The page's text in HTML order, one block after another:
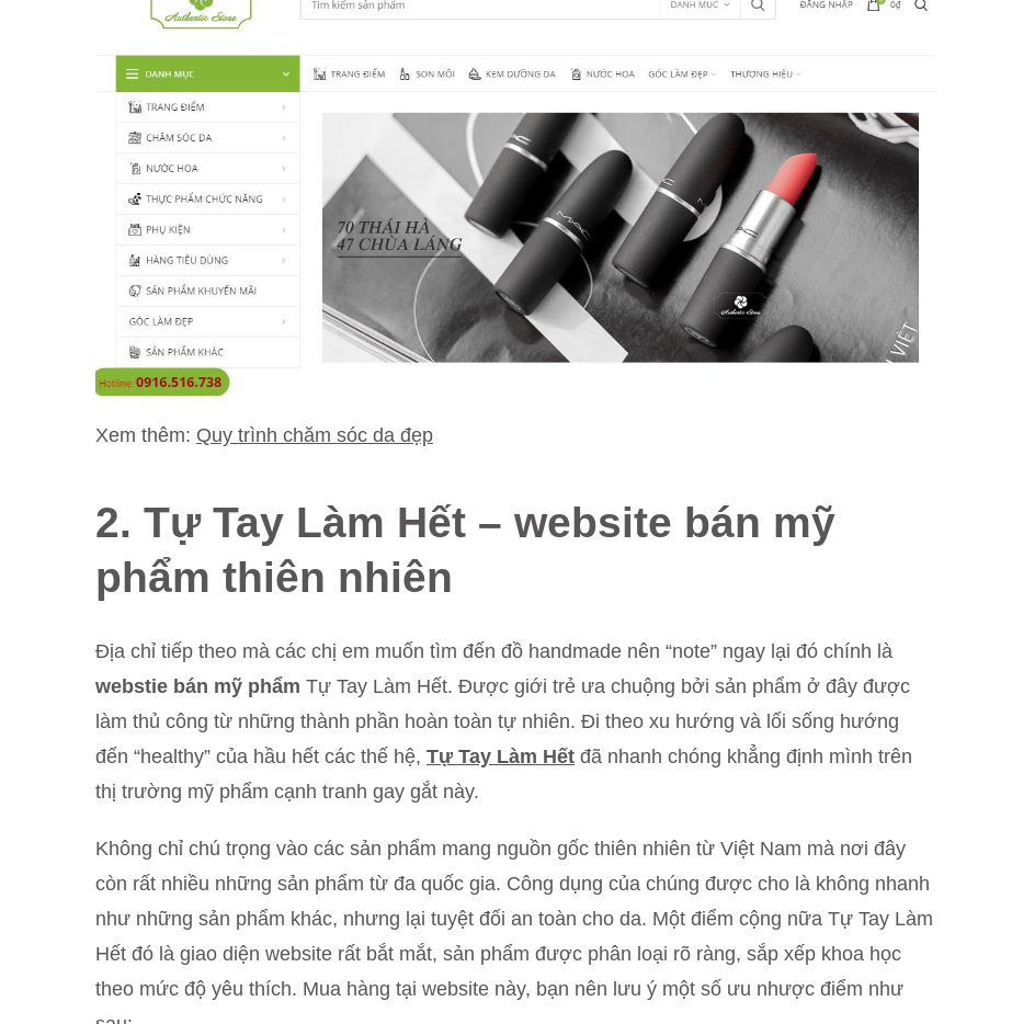
Xem thêm: Quy trình chăm sóc da đẹp
2. Tự Tay Làm Hết – website bán mỹ
phẩm thiên nhiên
Địa chỉ tiếp theo mà các chị em muốn tìm đến đồ handmade nên “note” ngay lại đó chính là
webstie bán mỹ phẩm Tự Tay Làm Hết. Được giới trẻ ưa chuộng bởi sản phẩm ở đây được
làm thủ công từ những thành phần hoàn toàn tự nhiên. Đi theo xu hướng và lối sống hướng
đến “healthy” của hầu hết các thế hệ, Tự Tay Làm Hết đã nhanh chóng khẳng định mình trên
thị trường mỹ phẩm cạnh tranh gay gắt này.
Không chỉ chú trọng vào các sản phẩm mang nguồn gốc thiên nhiên từ Việt Nam mà nơi đây
còn rất nhiều những sản phẩm từ đa quốc gia. Công dụng của chúng được cho là không nhanh
như những sản phẩm khác, nhưng lại tuyệt đối an toàn cho da. Một điểm cộng nữa Tự Tay Làm
Hết đó là giao diện website rất bắt mắt, sản phẩm được phân loại rõ ràng, sắp xếp khoa học
theo mức độ yêu thích. Mua hàng tại website này, bạn nên lưu ý một số ưu nhược điểm như